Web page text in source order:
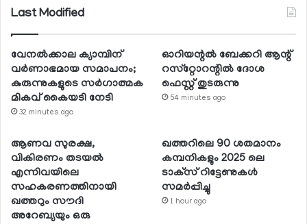
Last Modified
വേനല്‍ക്കാല ക്യാമ്പിന്
വര്‍ണാഭമായ സമാപനം;
കുരുന്നുകളുടെ സര്‍ഗാത്മക
മികവ് കൈയടി നേടി
32 minutes ago
ഓറിയന്റല്‍ ബേക്കറി ആന്റ്
റസ്‌റ്റോറന്റില്‍ ദോശ
ഫെസ്റ്റ് തുടരുന്നു
54 minutes ago
ആണവ സുരക്ഷ,
വികിരണം തടയല്‍
എന്നിവയിലെ
സഹകരണത്തിനായി
ഖത്തറും സൗദി
അറേബ്യയും ഒരു
ഖത്തറിലെ 90 ശതമാനം
കമ്പനികളും 2025 ലെ
ടാക്‌സ് റിട്ടേണുകള്‍
സമര്‍പ്പിച്ചു
1 hour ago